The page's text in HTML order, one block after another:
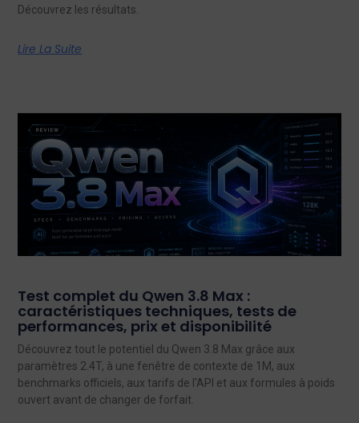
Découvrez les résultats.
Lire La Suite
Test complet du Qwen 3.8 Max :
caractéristiques techniques, tests de
performances, prix et disponibilité
Découvrez tout le potentiel du Qwen 3.8 Max grâce aux
paramètres 2.4T, à une fenêtre de contexte de 1M, aux
benchmarks officiels, aux tarifs de l'API et aux formules à poids
ouvert avant de changer de forfait.